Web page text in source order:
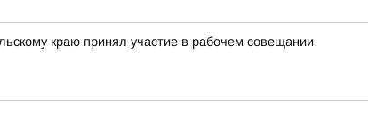
краю принял участие в рабочем совещании